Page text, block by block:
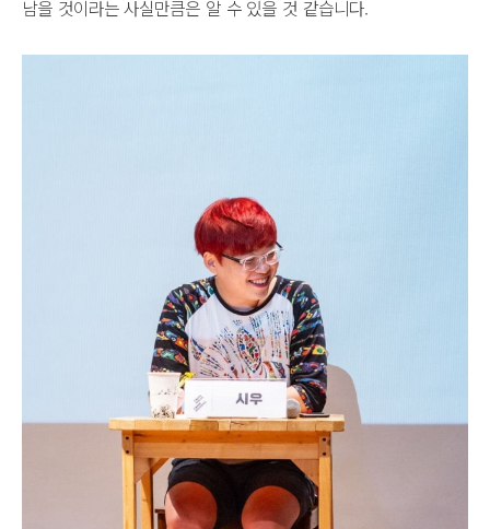
남을 것이라는 사실만큼은 알 수 있을 것 같습니다.